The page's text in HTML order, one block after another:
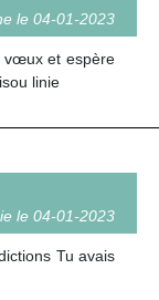
le 04-01-2023
vœux et espère
linie
le 04-01-2023
Tu avais